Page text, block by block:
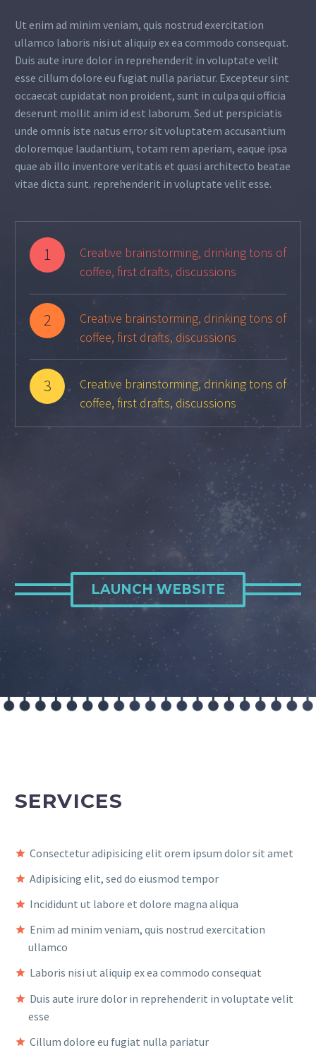
Ut enim ad minim veniam, quis nostrud exercitation
ullamco laboris nisi ut aliquip ex ea commodo consequat.
Duis aute irure dolor in reprehenderit in voluptate velit
esse cillum dolore eu fugiat nulla pariatur. Excepteur sint
occaecat cupidatat non proident, sunt in culpa qui officia
deserunt mollit anim id est laborum. Sed ut perspiciatis
unde omnis iste natus error sit voluptatem accusantium
doloremque laudantium, totam rem aperiam, eaque ipsa
quae ab illo inventore veritatis et quasi architecto beatae
vitae dicta sunt. reprehenderit in voluptate velit esse.
1
Creative brainstorming, drinking tons of
coffee, first drafts, discussions
2
Creative brainstorming, drinking tons of
coffee, first drafts, discussions
3
Creative brainstorming, drinking tons of
coffee, first drafts, discussions
LAUNCH WEBSITE
SERVICES
Consectetur adipisicing elit orem ipsum dolor sit amet
Adipisicing elit, sed do eiusmod tempor
Incididunt ut labore et dolore magna aliqua
Enim ad minim veniam, quis nostrud exercitation
ullamco
Laboris nisi ut aliquip ex ea commodo consequat
Duis aute irure dolor in reprehenderit in voluptate velit
esse
Cillum dolore eu fugiat nulla pariatur